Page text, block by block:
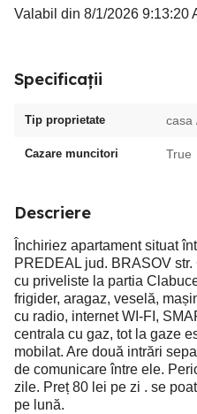
Valabil din 8/1/2026 9:13:20
Specificații
Tip proprietate casa
Cazare muncitori True
Descriere
Închiriez apartament situat
PREDEAL jud. BRASOV
cu priveliste la partia
frigider, aragaz, veselă,
cu radio, internet WI-FI,
centrala cu gaz, tot la gaze
mobilat. Are două intrări
de comunicare între ele.
zile. Preț 80 lei pe zi . se
pe lună.